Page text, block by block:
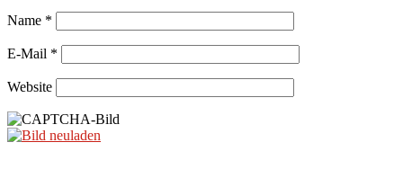
Name *
E-Mail *
Website